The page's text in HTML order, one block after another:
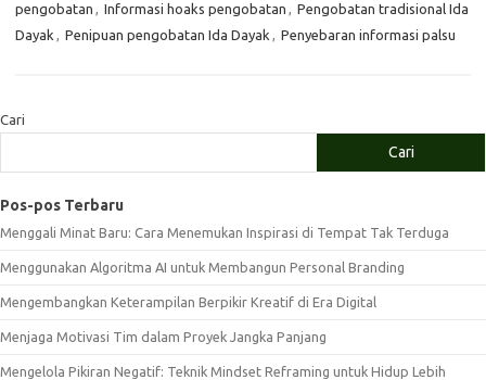
pengobatan , Informasi hoaks pengobatan , Pengobatan tradisional Ida
Dayak , Penipuan pengobatan Ida Dayak , Penyebaran informasi palsu
Cari
Cari
Pos-pos Terbaru
Menggali Minat Baru: Cara Menemukan Inspirasi di Tempat Tak Terduga
Menggunakan Algoritma AI untuk Membangun Personal Branding
Mengembangkan Keterampilan Berpikir Kreatif di Era Digital
Menjaga Motivasi Tim dalam Proyek Jangka Panjang
Mengelola Pikiran Negatif: Teknik Mindset Reframing untuk Hidup Lebih